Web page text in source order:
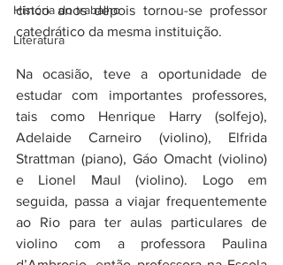
História do trabalho
Literatura
cinco anos depois tornou-se professor
catedrático da mesma instituição.
Na ocasião, teve a oportunidade de
estudar com importantes professores,
tais como Henrique Harry (solfejo),
Adelaide Carneiro (violino), Elfrida
Strattman (piano), Gáo Omacht (violino)
e Lionel Maul (violino). Logo em
seguida, passa a viajar frequentemente
ao Rio para ter aulas particulares de
violino com a professora Paulina